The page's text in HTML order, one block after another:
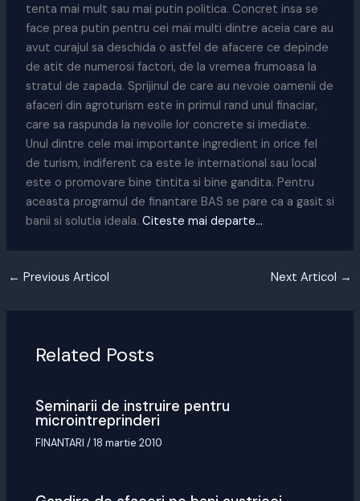
tenta mai mult sau mai putin politica. Concret insa se
face prea putin pentru cei mai multi dintre aceia care au
avut curajul sa deschida o astfel de afacere ce depinde
de atit de numerosi factori, de la vremea frumoasa la
stratul de zapada. Sprijinul de care au nevoie oamenii de
afaceri din agroturism este in primul rand unul finaciar,
care sa raspunda la nevoile lor concrete si imediate.
Unul dintre cele mai importante ingredient in orice fel
de turism, indiferent ca este le international sau local
este o promovare bine tintita si bine gandita. Pentru
aceasta programul de finantare BAS se pare ca a gasit si
banii si solutia ideala. Citeste mai departe…
← Previous Articol Next Articol →
Related Posts
Seminarii de instruire pentru
microintreprinderi
FINANTARI /18 martie 2010